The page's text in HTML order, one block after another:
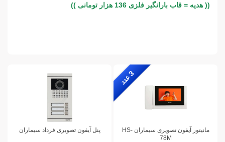
(( هدیه = قاب بارانگیر فلزی 136 هزار تومانی ))
3
ع
د
د
مانیتور آیفون تصویری سیماران HS-
78M
پنل آیفون تصویری فرداد سیماران